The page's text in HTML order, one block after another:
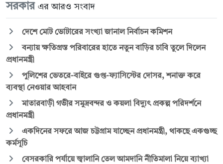
সরকার এর আরও সংবাদ
দেশে মোট ভোটারের সংখ্যা জানাল নির্বাচন কমিশন
বন্যায় ক্ষতিগ্রস্ত পরিবারের হাতে নতুন বাড়ির চাবি তুলে দিলেন
প্রধানমন্ত্রী
পুলিশের ভেতরে-বাইরে গুপ্ত-ফ্যাসিস্টের দোসর, শনাক্ত করে
ব্যবস্থা নেওয়ার আহবান
মাতারবাড়ী গভীর সমুদ্রবন্দর ও কয়লা বিদ্যুৎ প্রকল্প পরিদর্শনে
প্রধানমন্ত্রী
একদিনের সফরে আজ চট্টগ্রাম যাচ্ছেন প্রধানমন্ত্রী, থাকছে একগুচ্ছ
কর্মসূচি
বেসরকারি পর্যায়ে জ্বালানি তেল আমদানি নীতিমালা নিয়ে ব্যাখ্যা